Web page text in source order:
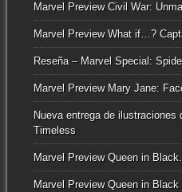
Marvel Preview Civil War:
Marvel Preview What if…?
Reseña – Marvel Special:
Marvel Preview Mary Jane:
Nueva entrega de
Timeless
Marvel Preview Queen in
Marvel Preview Queen in Black